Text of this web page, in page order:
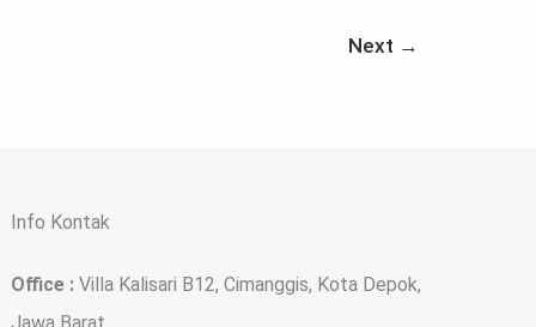
Next →
Info Kontak
Office : Villa Kalisari B12, Cimanggis, Kota Depok,